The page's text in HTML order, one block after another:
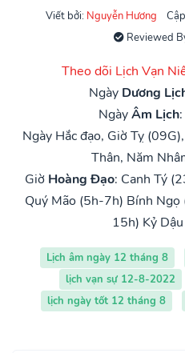
Viết bởi: Nguyễn Hương
Reviewed
Theo dõi Lịch Vạn
Ngày Dương
NgàyÂm Lịch:
Ngày Hắc đạo, Giờ Tỵ
Thân, Năm
Giờ Hoàng Đạo: Canh Tý
Quý Mão (5h-7h) Bính
15h) Kỷ
Lịch âm ngày 12 tháng 8
lịch vạn sự 12-8-2022
lịch ngày tốt 12 tháng 8